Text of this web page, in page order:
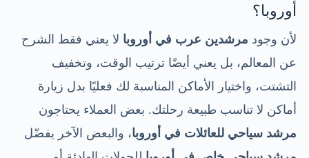
أوروبا؟
لأن وجود مرشدين عرب في أوروبا لا يعني فقط الشرح
عن المعالم، بل يعني أيضًا ترتيب الوقت، وتخفيف
التشتت، واختيار الأماكن المناسبة لك فعليًا بدل زيارة
أماكن لا تناسب طبيعة رحلتك. بعض العملاء يحتاجون
مرشد سياحي للعائلات في أوروبا، والبعض الآخر يفضّل